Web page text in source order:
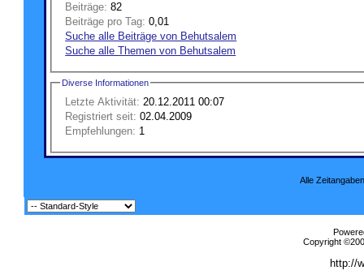
Beiträge: 82
Beiträge pro Tag: 0,01
Suche alle Beiträge von Behutsalem
Suche alle Themen von Behutsalem
Diverse Informationen
Letzte Aktivität: 20.12.201100:07
Registriert seit: 02.04.2009
Empfehlungen: 1
Alle
Copyright
http://